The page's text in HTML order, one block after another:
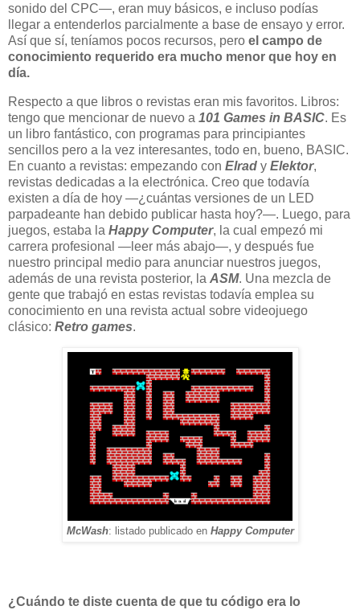
sonido del CPC—, eran muy básicos, e incluso podías
llegar a entenderlos parcialmente a base de ensayo y error.
Así que sí, teníamos pocos recursos, pero el campo de
conocimiento requerido era mucho menor que hoy en
día.
Respecto a que libros o revistas eran mis favoritos. Libros:
tengo que mencionar de nuevo a 101 Games in BASIC. Es
un libro fantástico, con programas para principiantes
sencillos pero a la vez interesantes, todo en, bueno, BASIC.
En cuanto a revistas: empezando con Elrad y Elektor,
revistas dedicadas a la electrónica. Creo que todavía
existen a día de hoy —¿cuántas versiones de un LED
parpadeante han debido publicar hasta hoy?—. Luego, para
juegos, estaba la Happy Computer, la cual empezó mi
carrera profesional —leer más abajo—, y después fue
nuestro principal medio para anunciar nuestros juegos,
además de una revista posterior, la ASM. Una mezcla de
gente que trabajó en estas revistas todavía emplea su
conocimiento en una revista actual sobre videojuego
clásico: Retro games.
McWash: listado publicado en Happy Computer
¿Cuándo te diste cuenta de que tu código era lo